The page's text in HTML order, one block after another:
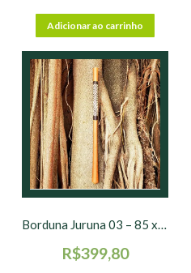
Adicionar ao carrinho
Borduna Juruna 03 – 85 x 5 x 5 cm
R$399,80